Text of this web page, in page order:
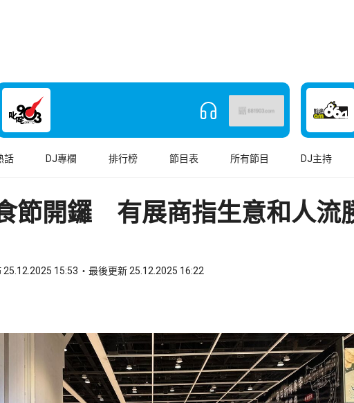
話 DJ專欄 排行榜 節目表 所有節目 DJ主持
節開鑼 有展商指生意和人流
25.12.2025 15:53 最後更新 25.12.2025 16:22